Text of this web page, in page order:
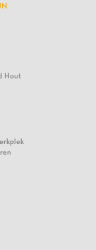
Hout